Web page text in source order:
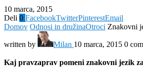
10 marca, 2015
Deli 0 FacebookTwitterPinterestEmail
Domov Odnosi in družinaOtroci Znakovni
written by Milan 10 marca, 2015 0
Kaj pravzaprav pomeni znakovni jezik